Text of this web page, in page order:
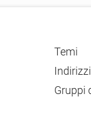
Temi
Indirizzi
Gruppi